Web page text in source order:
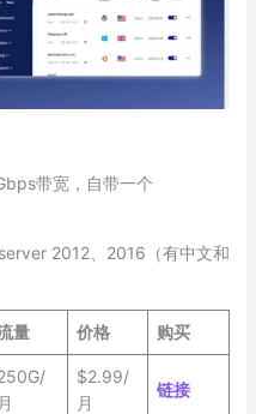
带宽，自带一个
2012、2016（有中文和
量 价格 购买
月
$2.99/
月
链接